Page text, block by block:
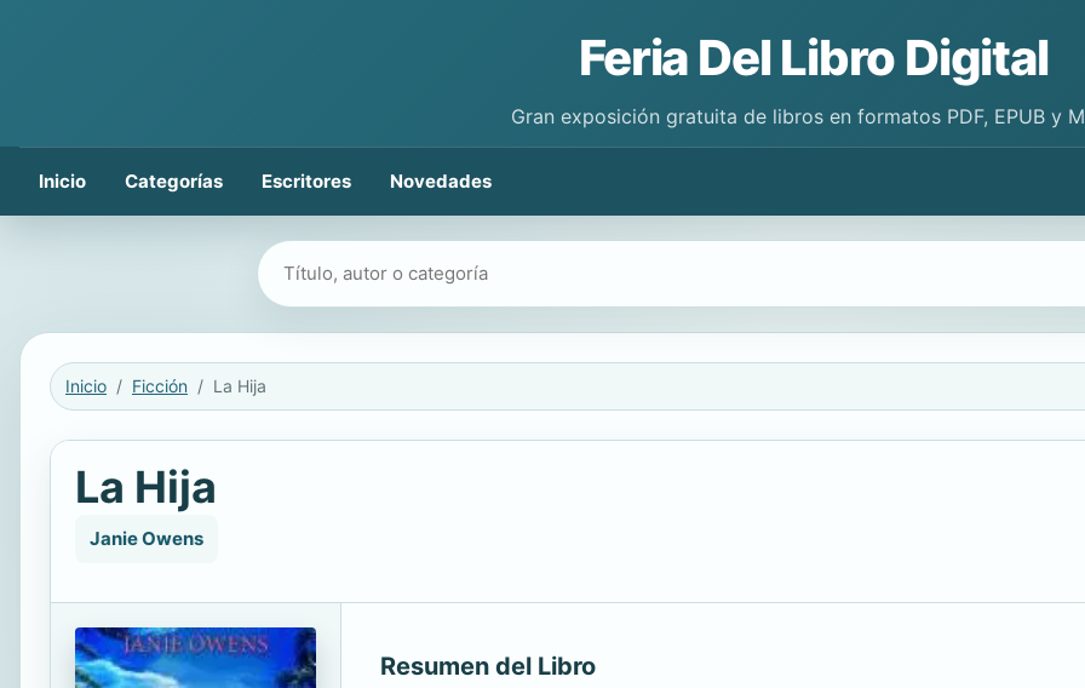
Feria Del Libro Digital
Gran exposición gratuita de libros en formatos PDF, EPUB y
Inicio Categorías Escritores Novedades
Buscar libros
Inicio Ficción La Hija
La Hija
Janie Owens
Resumen del Libro